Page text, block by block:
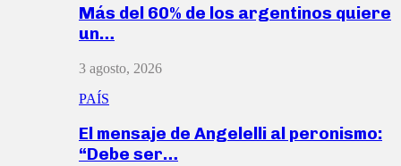
Más del 60% de los argentinos quiere
un…
3 agosto, 2026
PAÍS
El mensaje de Angelelli al peronismo:
“Debe ser…